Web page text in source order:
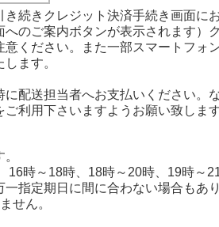
続きクレジット決済手続き画面に
のご案内ボタンが表示されます）
ください。また一部スマートフォ
ます。
配送担当者へお支払いください。
利用下さいますようお願い致します
16時～18時、18時～20時、19時～
指定期日に間に合わない場合もあ
せん。